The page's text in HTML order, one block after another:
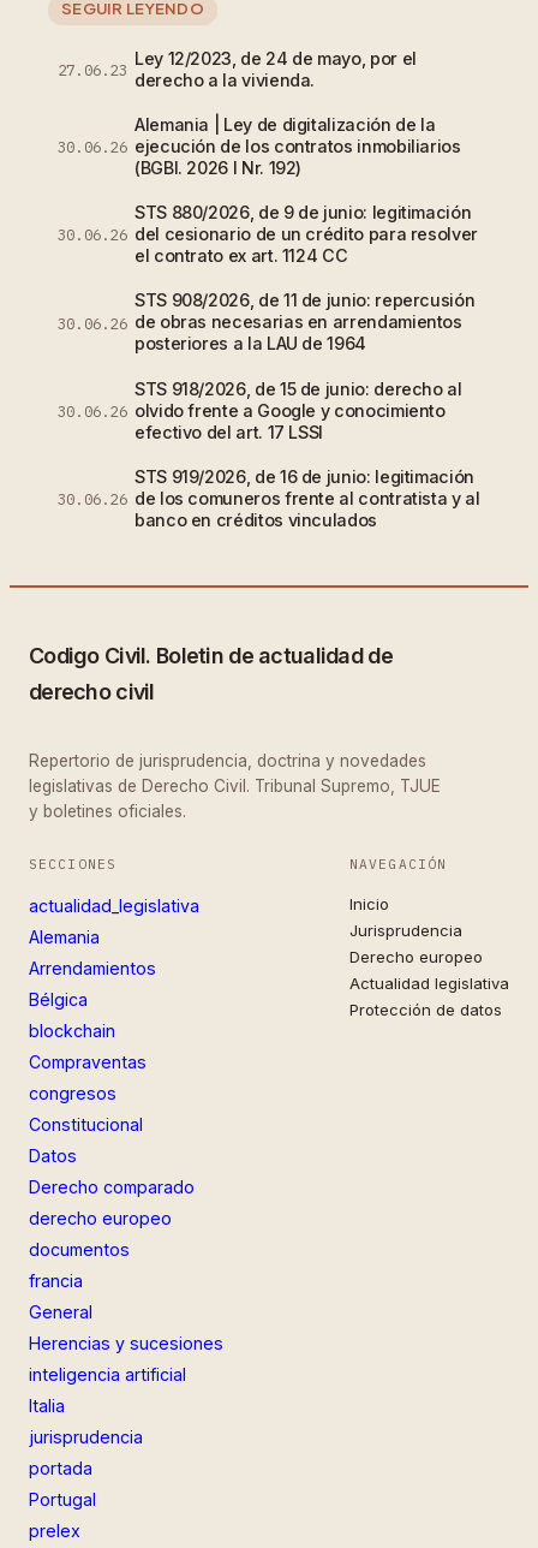
SEGUIR LEYENDO
27.06.23
Ley 12/2023, de 24 de mayo, por el
derecho a la vivienda.
30.06.26
Alemania | Ley de digitalización de la
ejecución de los contratos inmobiliarios
(BGBl. 2026 I Nr. 192)
30.06.26
STS 880/2026, de 9 de junio: legitimación
del cesionario de un crédito para resolver
el contrato ex art. 1124 CC
30.06.26
STS 908/2026, de 11 de junio: repercusión
de obras necesarias en arrendamientos
posteriores a la LAU de 1964
30.06.26
STS 918/2026, de 15 de junio: derecho al
olvido frente a Google y conocimiento
efectivo del art. 17 LSSI
30.06.26
STS 919/2026, de 16 de junio: legitimación
de los comuneros frente al contratista y al
banco en créditos vinculados
Codigo Civil. Boletin de actualidad de
derecho civil
Repertorio de jurisprudencia, doctrina y novedades
legislativas de Derecho Civil. Tribunal Supremo, TJUE
y boletines oficiales.
SECCIONES
actualidad_legislativa
Alemania
Arrendamientos
Bélgica
blockchain
Compraventas
congresos
Constitucional
Datos
Derecho comparado
derecho europeo
documentos
francia
General
Herencias y sucesiones
inteligencia artificial
Italia
jurisprudencia
portada
Portugal
prelex
NAVEGACIÓN
Inicio
Jurisprudencia
Derecho europeo
Actualidad legislativa
Protección de datos